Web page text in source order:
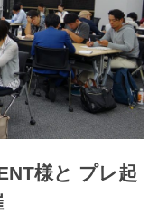
様と プレ起